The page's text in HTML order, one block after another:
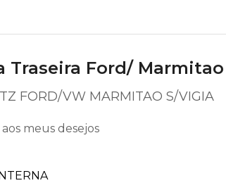
Traseira Ford/
FORD/VW MARMITAO S/VIGIA
meus desejos